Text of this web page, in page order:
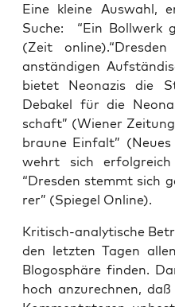
Eine klei­ne Aus­wahl,
Suche: “Ein Boll­werk
(Zeit
anstän­di­gen
bie­tet Neo­na­zis die
Deba­kel für die
schaft” (Wie­ner
brau­ne Ein­falt”
wehrt sich
“Dres­den stemmt sich
rer” (Spie­gel Online).
Kri­tisch-ana­ly­ti­sche
den letz­ten Tagen
Blogo­sphä­re fin­den.
hoch anzu­rech­nen,